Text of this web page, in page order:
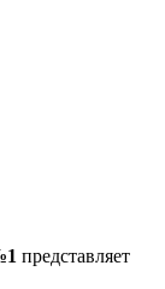
представляет